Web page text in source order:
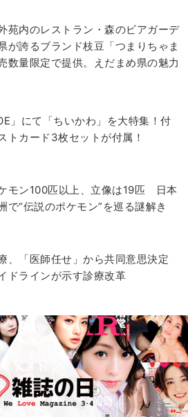
苑内のレストラン・森のビアガーデ
が誇るブランド枝豆「つまりちゃま
数量限定で提供。えだまめ県の魅力
」にて「ちいかわ」を大特集！付
トカード3枚セットが付属！
モン100匹以上、立像は19匹 日本
で“伝説のポケモン”を巡る謎解き
、「医師任せ」から共同意思決定
ラインが示す診療改革